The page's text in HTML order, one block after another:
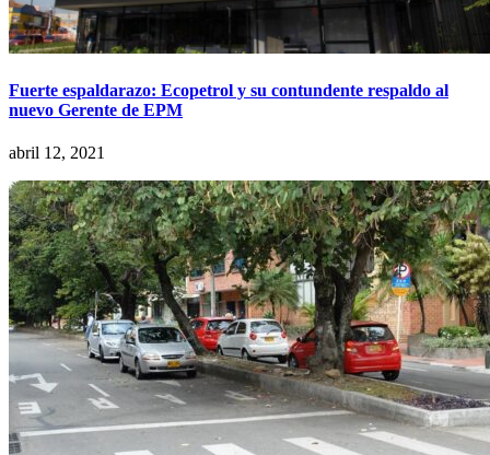
Fuerte espaldarazo: Ecopetrol y su contundente respaldo al
nuevo Gerente de EPM
abril 12, 2021